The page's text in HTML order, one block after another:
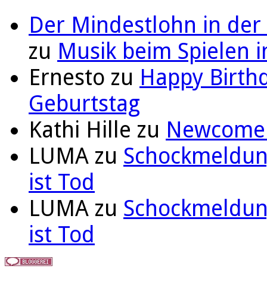
Der Mindestlohn in der
zu Musik beim Spielen
Ernesto zu Happy
Geburtstag
Kathi Hille zu
LUMA zu
ist Tod
LUMA zu
ist Tod